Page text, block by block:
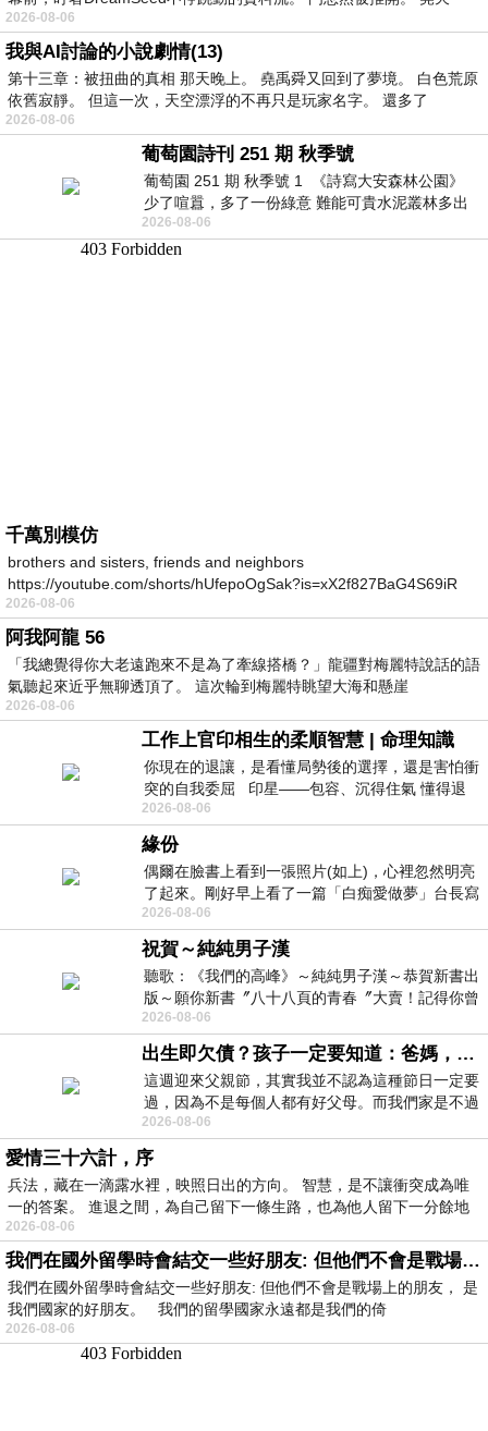
2026-08-06
我與AI討論的小說劇情(13)
第十三章：被扭曲的真相 那天晚上。 堯禹舜又回到了夢境。 白色荒原
依舊寂靜。 但這一次，天空漂浮的不再只是玩家名字。 還多了
2026-08-06
葡萄園詩刊 251 期 秋季號
葡萄園 251 期 秋季號 1 《詩寫大安森林公園》
少了喧囂，多了一份綠意 難能可貴水泥叢林多出
一
2026-08-06
千萬別模仿
brothers and sisters, friends and neighbors
https://youtube.com/shorts/hUfepoOgSak?is=xX2f827BaG4S69iR
https
2026-08-06
阿我阿龍 56
「我總覺得你大老遠跑來不是為了牽線搭橋？」龍疆對梅麗特說話的語
氣聽起來近乎無聊透頂了。 這次輪到梅麗特眺望大海和懸崖
2026-08-06
工作上官印相生的柔順智慧 | 命理知識
你現在的退讓，是看懂局勢後的選擇，還是害怕衝
突的自我委屈 印星——包容、沉得住氣 懂得退
一步觀察，不會
2026-08-06
緣份
偶爾在臉書上看到一張照片(如上)，心裡忽然明亮
了起來。剛好早上看了一篇「白痴愛做夢」台長寫
的貼文，在回顧年輕時瘋狂愛上
2026-08-06
祝賀～純純男子漢
聽歌：《我們的高峰》～純純男子漢～恭賀新書出
版～願你新書〞八十八頁的青春〞大賣！記得你曾
經在我的版留言…「好讚的圖^^感覺大家
2026-08-06
出生即欠債？孩子一定要知道：爸媽，其實我不欠你們
這週迎來父親節，其實我並不認為這種節日一定要
過，因為不是每個人都有好父母。而我們家是不過
節的，平時也沒什麼儀式感，生活趨近冷
2026-08-06
愛情三十六計，序
兵法，藏在一滴露水裡，映照日出的方向。 智慧，是不讓衝突成為唯
一的答案。 進退之間，為自己留下一條生路，也為他人留下一分餘地
2026-08-06
我們在國外留學時會結交一些好朋友: 但他們不會是戰場上的朋友
我們在國外留學時會結交一些好朋友: 但他們不會是戰場上的朋友， 是
我們國家的好朋友。 我們的留學國家永遠都是我們的倚
2026-08-06